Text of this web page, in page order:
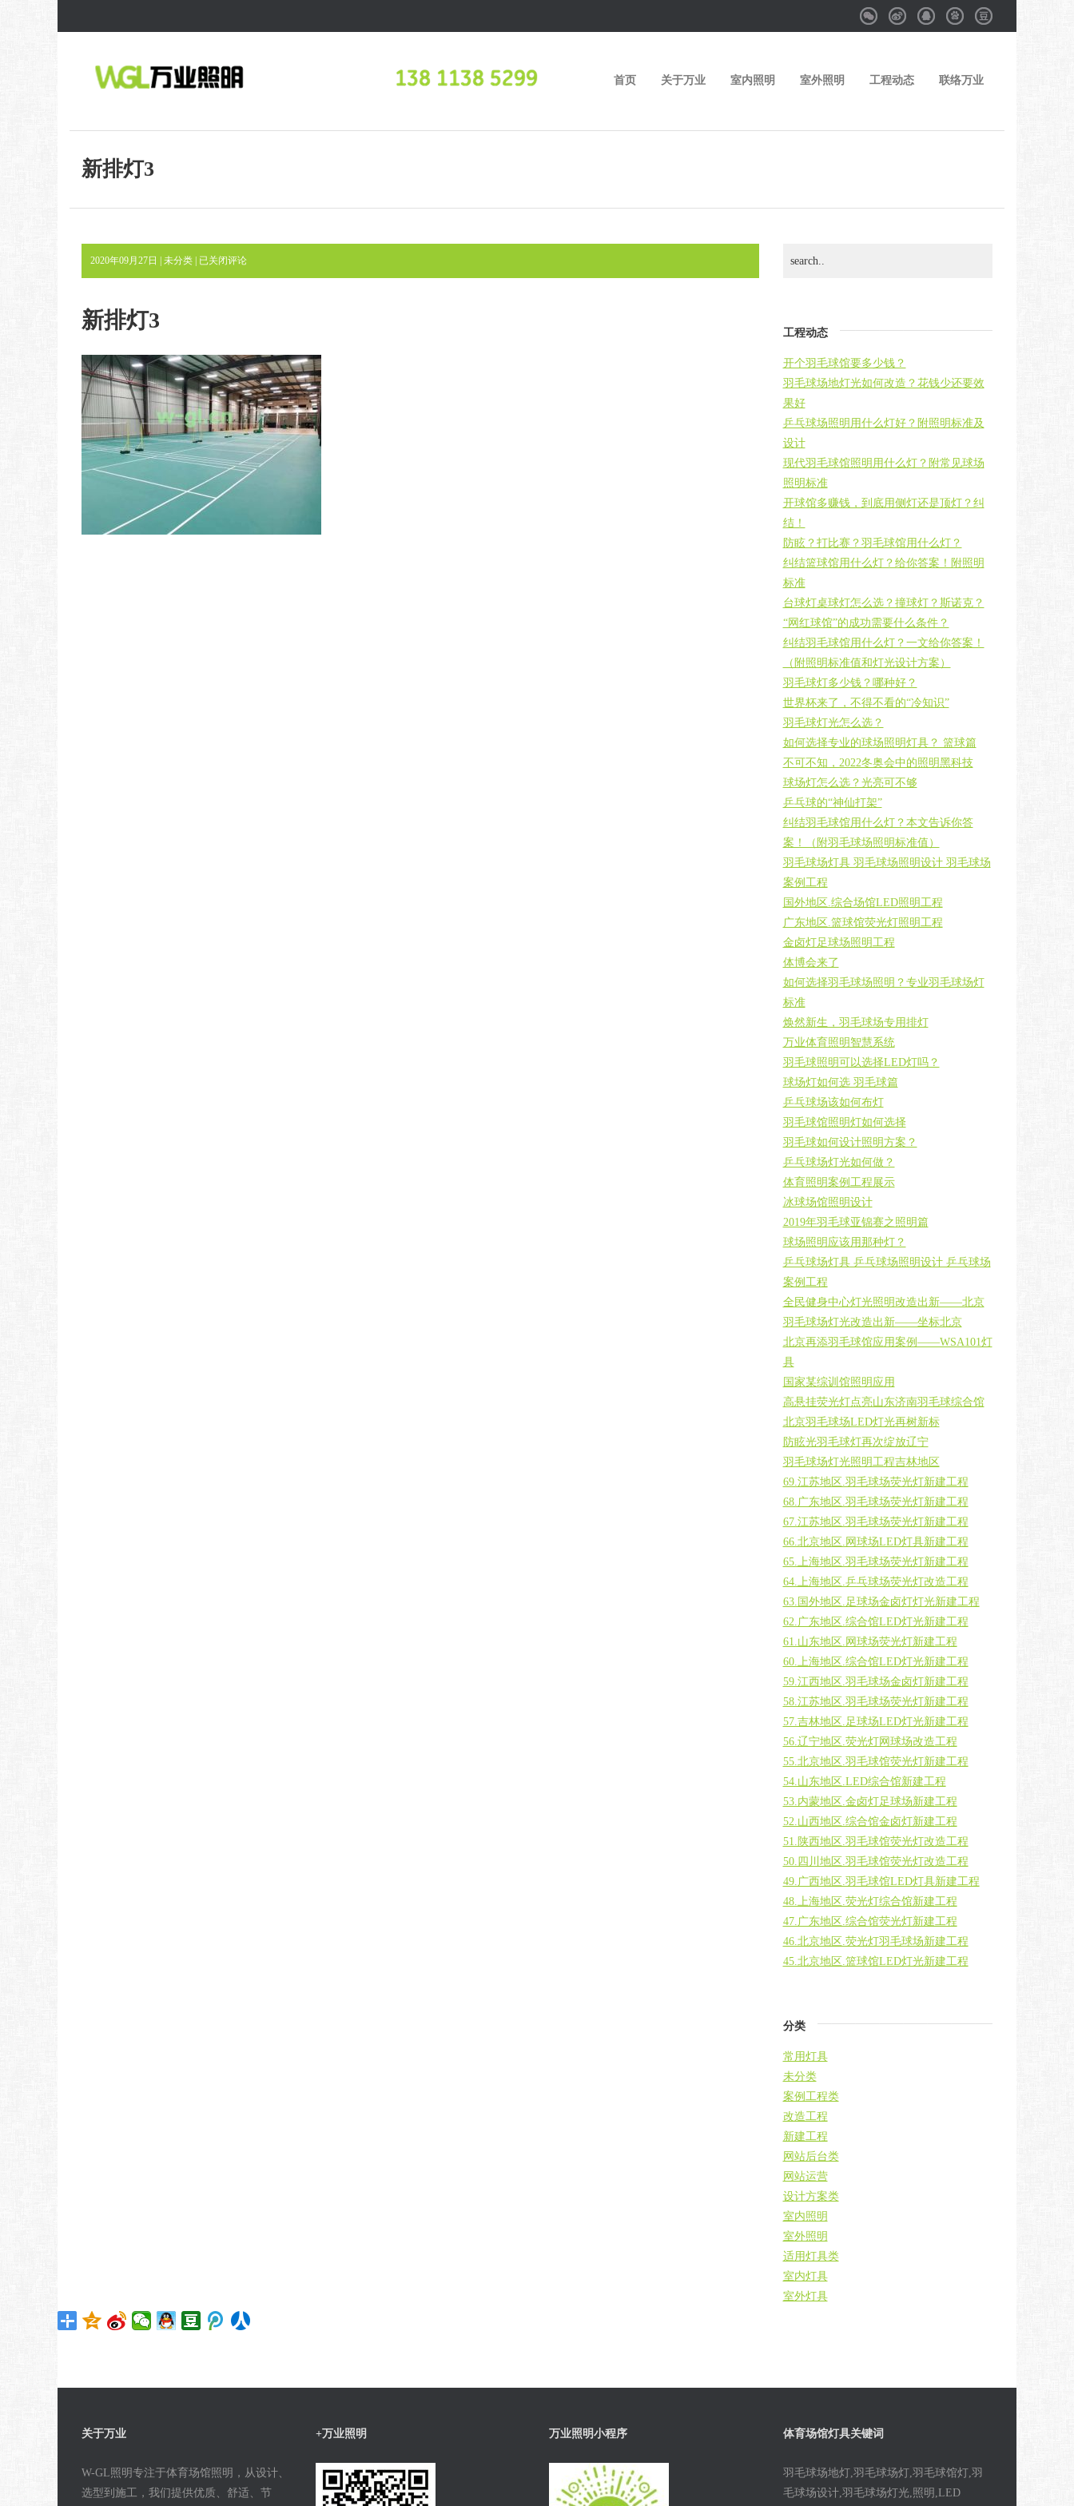
WeixinWeibo QQ Baidu Douban
首页 关于万业 室内照明 室外照明 工程动态 联络万业
新排灯3
2020年09月27日 | 未分类 | 新
排
已关闭评论
新排灯3
工程动态
开个羽毛球馆要多少钱？
羽毛球场地灯光如何改造？花钱少还要效
果好
乒乓球场照明用什么灯好？附照明标准及
设计
现代羽毛球馆照明用什么灯？附常见球场
照明标准
开球馆多赚钱，到底用侧灯还是顶灯？纠
结！
防眩？打比赛？羽毛球馆用什么灯？
纠结篮球馆用什么灯？给你答案！附照明
标准
台球灯桌球灯怎么选？撞球灯？斯诺克？
“网红球馆”的成功需要什么条件？
纠结羽毛球馆用什么灯？一文给你答案！
（附照明标准值和灯光设计方案）
羽毛球灯多少钱？哪种好？
世界杯来了，不得不看的“冷知识”
羽毛球灯光怎么选？
如何选择专业的球场照明灯具？ 篮球篇
不可不知，2022冬奥会中的照明黑科技
球场灯怎么选？光亮可不够
乒乓球的“神仙打架”
纠结羽毛球馆用什么灯？本文告诉你答
案！（附羽毛球场照明标准值）
羽毛球场灯具 羽毛球场照明设计 羽毛球场
案例工程
国外地区.综合场馆LED照明工程
广东地区.篮球馆荧光灯照明工程
金卤灯足球场照明工程
体博会来了
如何选择羽毛球场照明？专业羽毛球场灯
标准
焕然新生，羽毛球场专用排灯
万业体育照明智慧系统
羽毛球照明可以选择LED灯吗？
球场灯如何选 羽毛球篇
乒乓球场该如何布灯
羽毛球馆照明灯如何选择
羽毛球如何设计照明方案？
乒乓球场灯光如何做？
体育照明案例工程展示
冰球场馆照明设计
2019年羽毛球亚锦赛之照明篇
球场照明应该用那种灯？
乒乓球场灯具 乒乓球场照明设计 乒乓球场
案例工程
全民健身中心灯光照明改造出新——北京
羽毛球场灯光改造出新——坐标北京
北京再添羽毛球馆应用案例——WSA101灯
具
国家某综训馆照明应用
高悬挂荧光灯点亮山东济南羽毛球综合馆
北京羽毛球场LED灯光再树新标
防眩光羽毛球灯再次绽放辽宁
羽毛球场灯光照明工程吉林地区
69.江苏地区.羽毛球场荧光灯新建工程
68.广东地区.羽毛球场荧光灯新建工程
67.江苏地区.羽毛球场荧光灯新建工程
66.北京地区.网球场LED灯具新建工程
65.上海地区.羽毛球场荧光灯新建工程
64.上海地区.乒乓球场荧光灯改造工程
63.国外地区.足球场金卤灯灯光新建工程
62.广东地区.综合馆LED灯光新建工程
61.山东地区.网球场荧光灯新建工程
60.上海地区.综合馆LED灯光新建工程
59.江西地区.羽毛球场金卤灯新建工程
58.江苏地区.羽毛球场荧光灯新建工程
57.吉林地区.足球场LED灯光新建工程
56.辽宁地区.荧光灯网球场改造工程
55.北京地区.羽毛球馆荧光灯新建工程
54.山东地区.LED综合馆新建工程
53.内蒙地区.金卤灯足球场新建工程
52.山西地区.综合馆金卤灯新建工程
51.陕西地区.羽毛球馆荧光灯改造工程
50.四川地区.羽毛球馆荧光灯改造工程
49.广西地区.羽毛球馆LED灯具新建工程
48.上海地区.荧光灯综合馆新建工程
47.广东地区.综合馆荧光灯新建工程
46.北京地区.荧光灯羽毛球场新建工程
45.北京地区.篮球馆LED灯光新建工程
分类
常用灯具
未分类
案例工程类
改造工程
新建工程
网站后台类
网站运营
设计方案类
室内照明
室外照明
适用灯具类
室内灯具
室外灯具
关于万业
W-GL照明专注于体育场馆照明，从设计、
选型到施工，我们提供优质、舒适、节
+万业照明 万业照明小程序 体育场馆灯具关键词
羽毛球场地灯,羽毛球场灯,羽毛球馆灯,羽
毛球场设计,羽毛球场灯光,照明,LED